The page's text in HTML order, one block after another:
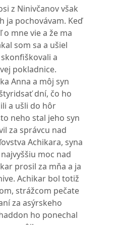
z Ninivčanov však
ja pochovávam. Keď
mne vie a že ma
som sa a ušiel
a
pokladnice.
Anna a môj syn
dní, čo ho
a ušli do hôr
neho stal jeho syn
za správcu nad
Achikara, syna
moc nad
prosil za mňa a ja
Achikar bol totiž
strážcom pečate
za asýrskeho
ho ponechal